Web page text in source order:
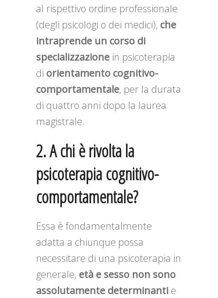
al rispettivo ordine professionale
(degli psicologi o dei medici), che
intraprende un corso di
specializzazione in psicoterapia
di orientamento cognitivo-
comportamentale, per la durata
di quattro anni dopo la laurea
magistrale.
2. A chi è rivolta la
psicoterapia cognitivo-
comportamentale?
Essa è fondamentalmente
adatta a chiunque possa
necessitare di una psicoterapia in
generale, età e sesso non sono
assolutamente determinanti e